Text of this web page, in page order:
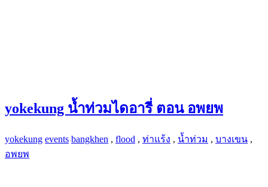
yokekung น้ำท่วมไดอารี่ ตอน อพยพ
yokekung events bangkhen , flood , ท่าแร้ง , น้ำท่วม , บางเขน ,
อพยพ